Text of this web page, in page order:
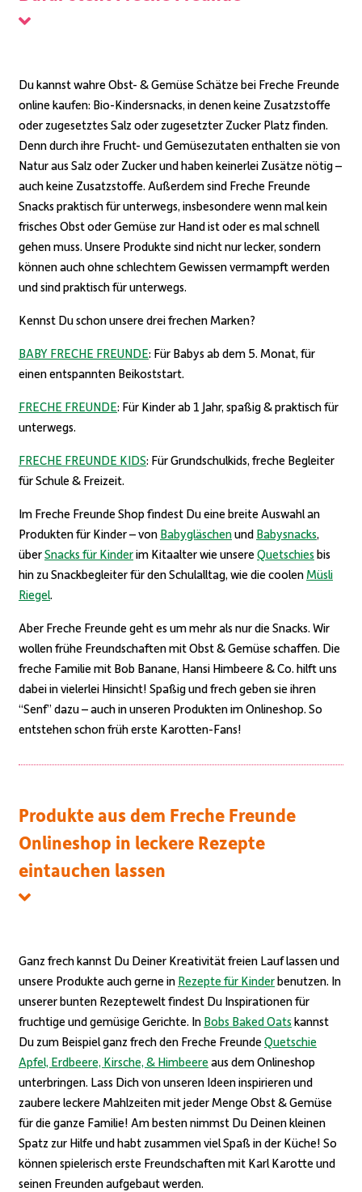
Du kannst wahre Obst- & Gemüse Schätze bei Freche Freunde
online kaufen: Bio-Kindersnacks, in denen keine Zusatzstoffe
oder zugesetztes Salz oder zugesetzter Zucker Platz finden.
Denn durch ihre Frucht- und Gemüsezutaten enthalten sie von
Natur aus Salz oder Zucker und haben keinerlei Zusätze nötig –
auch keine Zusatzstoffe. Außerdem sind Freche Freunde
Snacks praktisch für unterwegs, insbesondere wenn mal kein
frisches Obst oder Gemüse zur Hand ist oder es mal schnell
gehen muss. Unsere Produkte sind nicht nur lecker, sondern
können auch ohne schlechtem Gewissen vermampft werden
und sind praktisch für unterwegs.
Kennst Du schon unsere drei frechen Marken?
BABY FRECHE FREUNDE: Für Babys ab dem 5. Monat, für
einen entspannten Beikoststart.
FRECHE FREUNDE: Für Kinder ab 1 Jahr, spaßig & praktisch für
unterwegs.
FRECHE FREUNDE KIDS: Für Grundschulkids, freche Begleiter
für Schule & Freizeit.
Im Freche Freunde Shop findest Du eine breite Auswahl an
Produkten für Kinder – von Babygläschenund Babysnacks,
überSnacks für Kinderim Kitaalter wie unsereQuetschiesbis
hin zu Snackbegleiter für den Schulalltag, wie die coolen Müsli
Riegel.
Aber Freche Freunde geht es um mehr als nur die Snacks. Wir
wollen frühe Freundschaften mit Obst & Gemüse schaffen. Die
freche Familie mit Bob Banane, Hansi Himbeere & Co. hilft uns
dabei in vielerlei Hinsicht! Spaßig und frech geben sie ihren
“Senf” dazu – auch in unseren Produkten im Onlineshop. So
entstehen schon früh erste Karotten-Fans!
Produkte aus dem Freche Freunde
Onlineshop in leckere Rezepte
eintauchen lassen
Ganz frech kannst Du Deiner Kreativität freien Lauf lassen und
unsere Produkte auch gerne in Rezepte für Kinderbenutzen. In
unserer bunten Rezepteweltfindest Du Inspirationen für
fruchtige und gemüsige Gerichte. In Bobs Baked Oatskannst
Du zum Beispiel ganz frech den Freche FreundeQuetschie
Apfel, Erdbeere, Kirsche, & Himbeereaus dem Onlineshop
unterbringen. Lass Dich von unseren Ideen inspirieren und
zaubere leckere Mahlzeiten mit jeder Menge Obst & Gemüse
für die ganze Familie! Am besten nimmst Du Deinen kleinen
Spatz zur Hilfe und habt zusammen viel Spaß in der Küche! So
können spielerisch erste Freundschaften mit Karl Karotte und
seinen Freunden aufgebaut werden.